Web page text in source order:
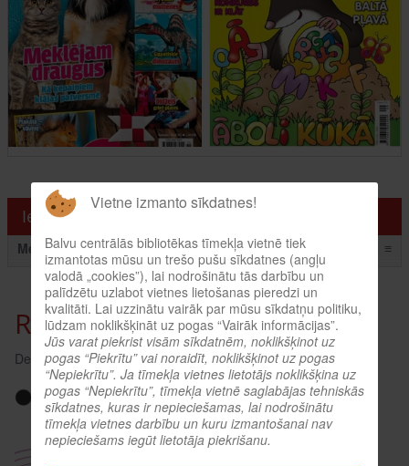
Ieskaties!
Menu ≡
Radošā darbnīca bērniem
Detaļas:Skatīts: 1780
Vietne izmanto sīkdatnes!
Balvu centrālās bibliotēkas tīmekļa vietnē tiek
izmantotas mūsu un trešo pušu sīkdatnes (angļu
valodā „cookies”), lai nodrošinātu tās darbību un
palīdzētu uzlabot vietnes lietošanas pieredzi un
kvalitāti. Lai uzzinātu vairāk par mūsu sīkdatņu politiku,
lūdzam noklikšķināt uz pogas “Vairāk informācijas”.
Jūs varat piekrist visām sīkdatnēm, noklikšķinot uz
pogas “Piekrītu” vai noraidīt, noklikšķinot uz pogas
“Nepiekrītu”. Ja tīmekļa vietnes lietotājs noklikšķina uz
pogas “Nepiekrītu”, tīmekļa vietnē saglabājas tehniskās
sīkdatnes, kuras ir nepieciešamas, lai nodrošinātu
tīmekļa vietnes darbību un kuru izmantošanai nav
nepieciešams iegūt lietotāja piekrišanu.